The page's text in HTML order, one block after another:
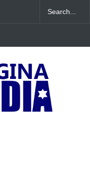
víctimas de un ataque
creciente hostilidad
Europa